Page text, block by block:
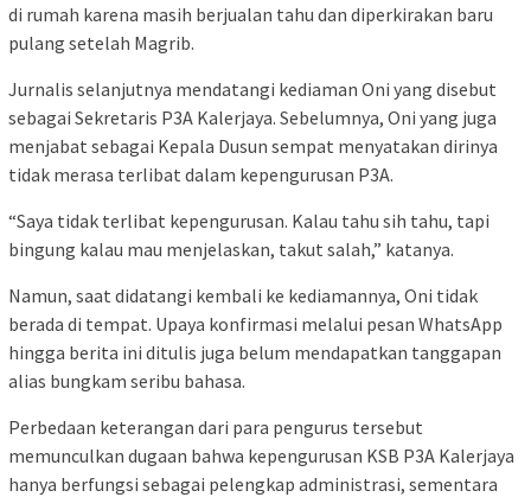
di rumah karena masih berjualan tahu dan diperkirakan baru
pulang setelah Magrib.
Jurnalis selanjutnya mendatangi kediaman Oni yang disebut
sebagai Sekretaris P3A Kalerjaya. Sebelumnya, Oni yang juga
menjabat sebagai Kepala Dusun sempat menyatakan dirinya
tidak merasa terlibat dalam kepengurusan P3A.
“Saya tidak terlibat kepengurusan. Kalau tahu sih tahu, tapi
bingung kalau mau menjelaskan, takut salah,” katanya.
Namun, saat didatangi kembali ke kediamannya, Oni tidak
berada di tempat. Upaya konfirmasi melalui pesan WhatsApp
hingga berita ini ditulis juga belum mendapatkan tanggapan
alias bungkam seribu bahasa.
Perbedaan keterangan dari para pengurus tersebut
memunculkan dugaan bahwa kepengurusan KSB P3A Kalerjaya
hanya berfungsi sebagai pelengkap administrasi, sementara